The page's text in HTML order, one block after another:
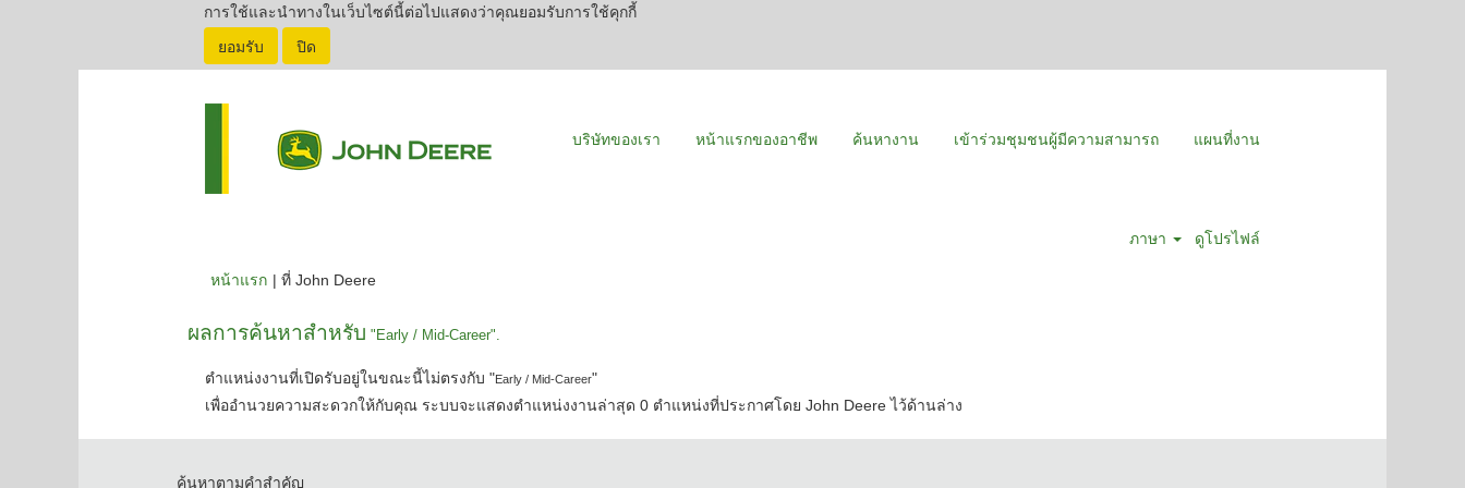
การใช้และนำทางในเว็บไซต์นี้ต่อไปแสดงว่าคุณยอมรับการใช้คุกกี้
ยอมรับ
ปิด
บริษัทของเรา หน้าแรกของอาชีพ ค้นหางาน เข้าร่วมชุมชนผู้มีความสามารถ แผนที่งาน
ภาษา ดูโปรไฟล์
หน้าแรก | ที่ John Deere(หน้า
ผลการค้นหาสำหรับ "Early / Mid-Career".
ตำแหน่งงานที่เปิดรับอยู่ในขณะนี้ไม่ตรงกับ "Early / Mid-Career"
เพื่ออำนวยความสะดวกให้กับคุณ ระบบจะแสดงตำแหน่งงานล่าสุด 0 ตำแหน่งที่ประกาศโดย John Deere ไว้ด้านล่าง
ค้นหาตามคำสำคัญ